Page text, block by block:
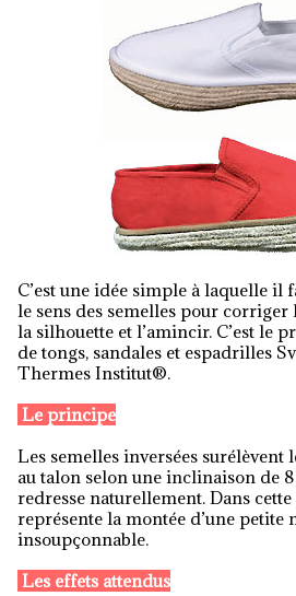
C’est une idée simple à laquelle il fallait penser : inverser
le sens des semelles pour
la silhouette et l’amincir. C’est le
de tongs, sandales et espadrilles
Thermes Institut®.
Le principe
Les semelles inversées
au talon selon une inclinaison de
redresse naturellement. Dans
représente la montée d’une petite
insoupçonnable.
Les effets attendus